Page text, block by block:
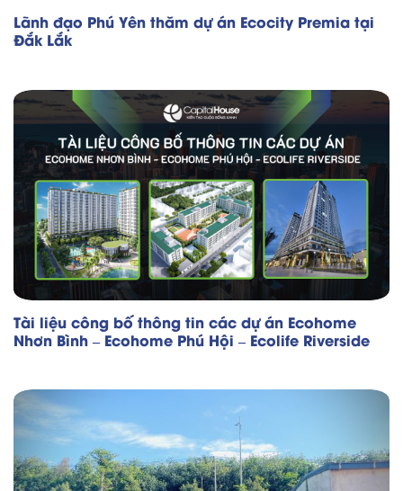
Lãnh đạo Phú Yên thăm dự án Ecocity Premia tại
Đắk Lắk
Tài liệu công bố thông tin các dự án Ecohome
Nhơn Bình – Ecohome Phú Hội – Ecolife Riverside